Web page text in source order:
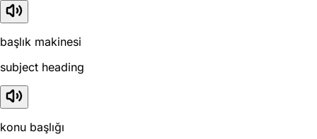
başlık makinesi
subject heading
konu başlığı